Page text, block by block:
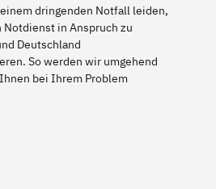
dringenden Notfall leiden,
in Anspruch zu
Deutschland
So werden wir umgehend
bei Ihrem Problem